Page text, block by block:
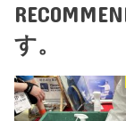
す。